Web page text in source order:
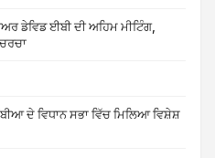
ਡੇਵਿਡ ਈਬੀ ਦੀ ਅਹਿਮ ਮੀਟਿੰਗ,
ਦੇ ਵਿਧਾਨ ਸਭਾ ਵਿੱਚ ਮਿਲਿਆ ਵਿਸ਼ੇਸ਼